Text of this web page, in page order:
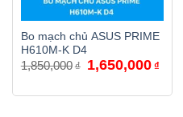
Bo mạch chủ ASUS PRIME
H610M-K D4
1,850,000 ₫
Giá
gốc
1,850,000₫.
1,650,000 ₫Giá
hiện
là: